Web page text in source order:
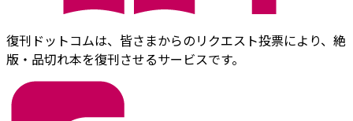
復刊ドットコムは、皆さまからのリクエスト投票により、絶
版・品切れ本を復刊させるサービスです。